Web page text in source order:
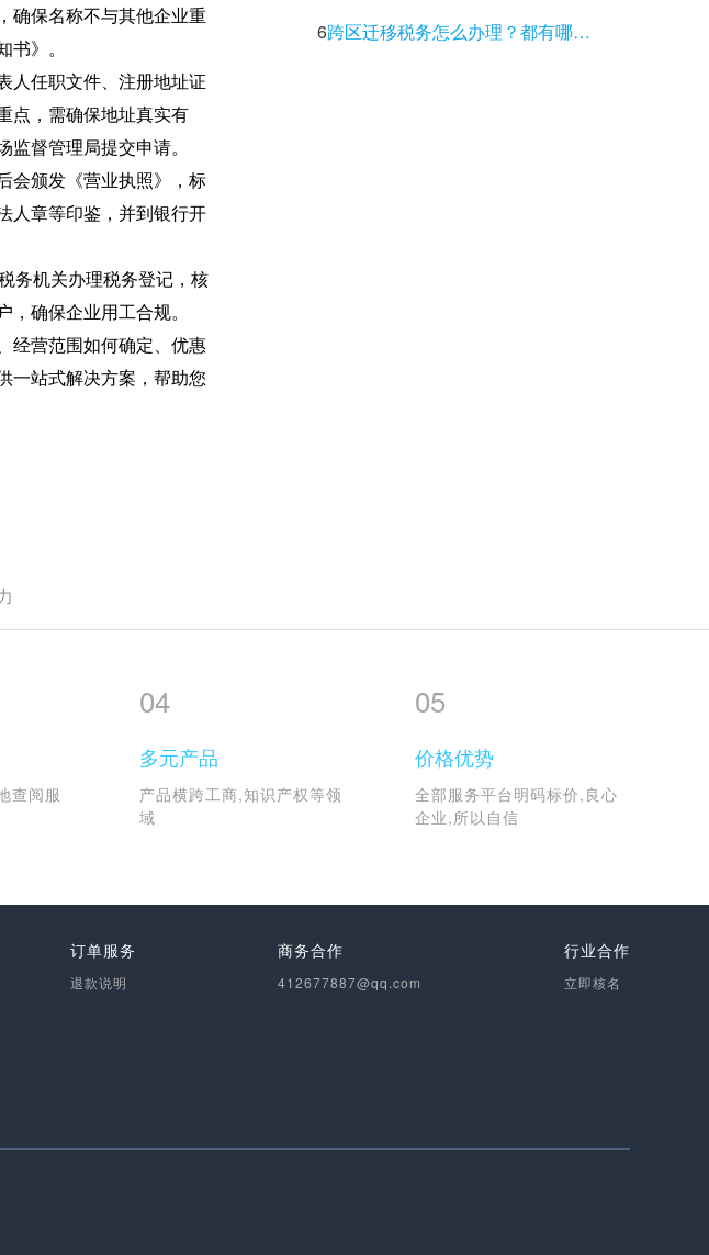
确保名称不与其他企业重
》。
人任职文件、注册地址证
点，需确保地址真实有
督管理局提交申请。
会颁发《营业执照》，标
人章等印鉴，并到银行开
务机关办理税务登记，核
确保企业用工合规。
经营范围如何确定、优惠
一站式解决方案，帮助您
6跨区迁移税务怎么办理？都有哪些流程和注意事项？
查阅服
04
多元产品
产品横跨工商,知识产权等领
域
05
价格优势
全部服务平台明码标价,良心
企业,所以自信
订单服务
退款说明
商务合作
412677887@qq.com
行业合作
立即核名